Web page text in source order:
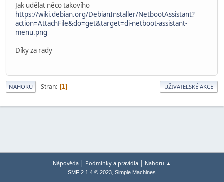
Jak udělat něco takovího
https://wiki.debian.org/DebianInstaller/NetbootAssistant?
action=AttachFile&do=get&target=di-netboot-assistant-
menu.png
Díky za rady
NAHORU Stran 1 UŽIVATELSKÉ AKCE
Nápověda| Podmínky a pravidla| Nahoru ▲
SMF 2.1.4 © 2023, Simple Machines